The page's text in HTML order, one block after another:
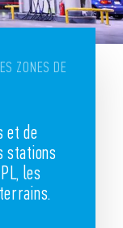
ZONES DE
et de
stations
les